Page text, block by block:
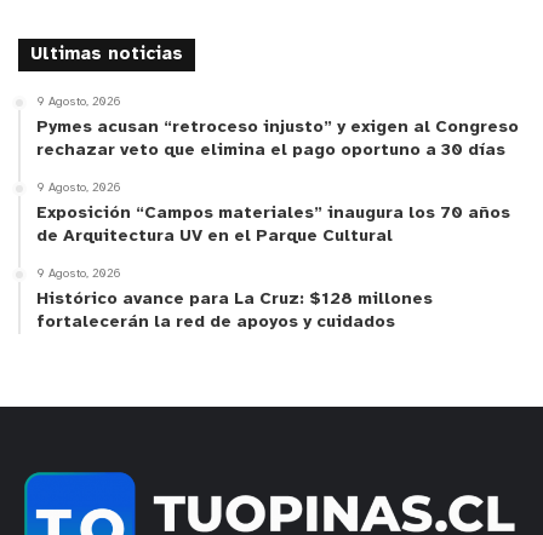
Nasa. Los resultados se darán a conocer con
posterioridad en el sitio
Cabe recordar que el apoderado del ganadoro
párvulo cuenta con el porcentaje de asistencia
requerido: Un 90% o más de asistencia desde el
15 marzo al 30 de junio de 2023, justificando los
días ausentes como se estipula en las bases del
concurso.
Ultimas noticias
9 Agosto, 2026
Pymes acusan “retroceso injusto” y exigen al Congreso
rechazar veto que elimina el pago oportuno a 30 días
9 Agosto, 2026
Exposición “Campos materiales” inaugura los 70 años
de Arquitectura UV en el Parque Cultural
9 Agosto, 2026
Histórico avance para La Cruz: $128 millones
fortalecerán la red de apoyos y cuidados